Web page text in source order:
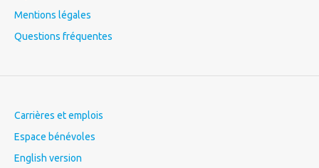
Mentions légales
Questions fréquentes
Carrières et emplois
Espace bénévoles
English version